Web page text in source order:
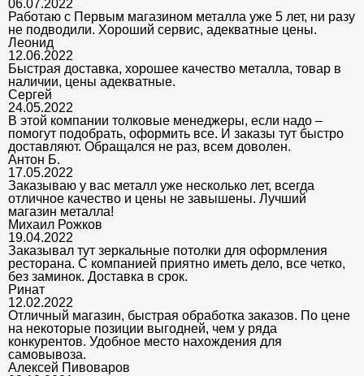
06.07.2022
Работаю с Первым магазином металла уже 5 лет, ни разу
не подводили. Хороший сервис, адекватные цены.
Леонид
12.06.2022
Быстрая доставка, хорошее качество металла, товар в
наличии, цены адекватные.
Сергей
24.05.2022
В этой компании толковые менеджеры, если надо –
помогут подобрать, оформить все. И заказы тут быстро
доставляют. Обращался не раз, всем доволен.
Антон Б.
17.05.2022
Заказываю у вас металл уже несколько лет, всегда
отличное качество и цены не завышены. Лучший
магазин металла!
Михаил Рожков
19.04.2022
Заказывал тут зеркальные потолки для оформления
ресторана. С компанией приятно иметь дело, все четко,
без заминок. Доставка в срок.
Ринат
12.02.2022
Отличный магазин, быстрая обработка заказов. По цене
на некоторые позиции выгодней, чем у ряда
конкурентов. Удобное место нахождения для
самовывоза.
Алексей Пивоваров